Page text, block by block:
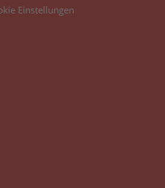
Einstellungen